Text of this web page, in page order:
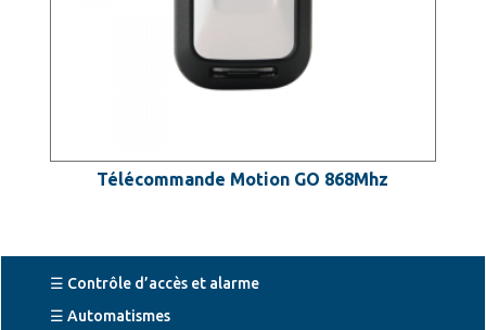
Télécommande Motion GO 868Mhz
☰ Contrôle d’accès et alarme
☰ Automatismes